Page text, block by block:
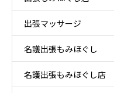
出張マッサージ
名護出張もみほぐし
名護出張もみほぐし店